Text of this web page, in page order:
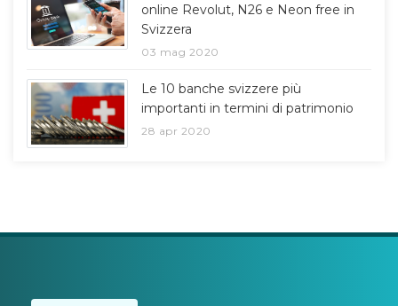
online Revolut, N26 e Neon free in
Svizzera
03 mag 2020
Le 10 banche svizzere più
importanti in termini di patrimonio
28 apr 2020